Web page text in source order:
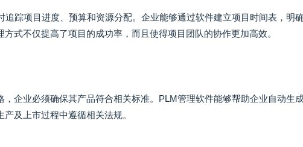
踪项目进度、预算和资源分配。企业能够通过软件建立项目时间表，明
式不仅提高了项目的成功率，而且使得项目团队的协作更加高效。
企业必须确保其产品符合相关标准。PLM管理软件能够帮助企业自动生
及上市过程中遵循相关法规。